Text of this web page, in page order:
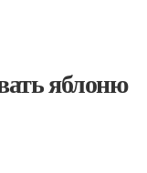
яблоню